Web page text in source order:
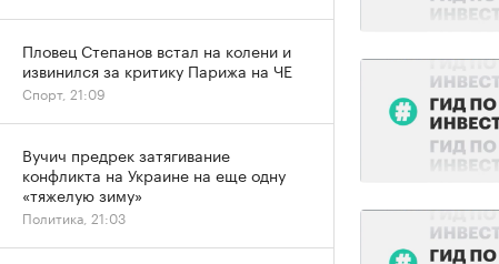
Пловец Степанов встал на колени и
извинился за критику Парижа на ЧЕ
Спорт, 21:09
Вучич предрек затягивание
конфликта на Украине на еще одну
«тяжелую зиму»
Политика, 21:03